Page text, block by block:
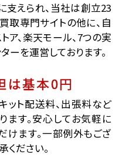
支えられ、当社は創立23
取専門サイトの他に、自
ア、楽天モール、7つの実
ーを運営しております。
は基本0円
ット配送料、出張料など
ます。安心してお気軽に
けます。一部例外もござ
ください。